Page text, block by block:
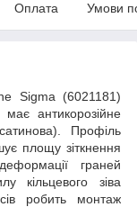
Оплата Умови
Sigma (6021181)
має антикорозійне
Профіль
площу зіткнення
граней
кільцевого зіва
робить монтаж